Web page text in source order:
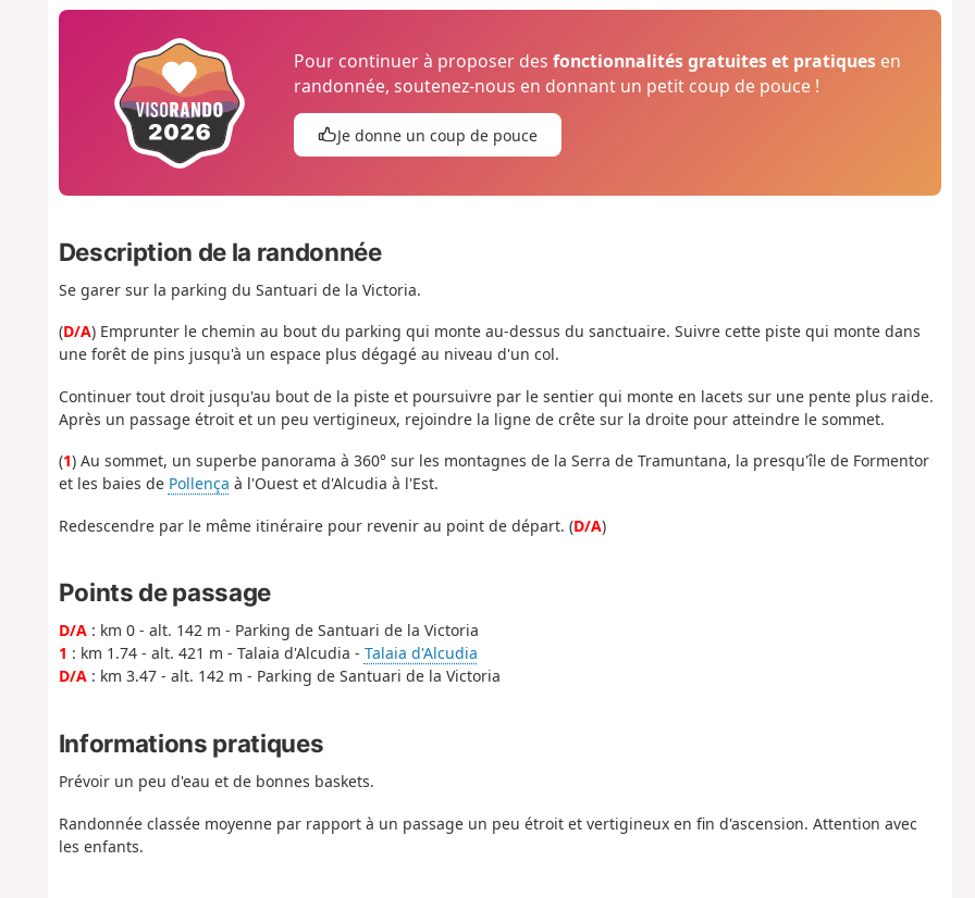
Pour continuer à proposer desfonctionnalités gratuites et pratiques en
randonnée, soutenez-nous en donnant un petit coup de pouce !
Je donne un coup de pouce
Description de la randonnée
Se garer sur la parking du Santuari de la Victoria.
(D/A) Emprunter le chemin au bout du parking qui monte au-dessus du sanctuaire. Suivre cette piste qui monte dans
une forêt de pins jusqu'à un espace plus dégagé au niveau d'un col.
Continuer tout droit jusqu'au bout de la piste et poursuivre par le sentier qui monte en lacets sur une pente plus raide.
Après un passage étroit et un peu vertigineux, rejoindre la ligne de crête sur la droite pour atteindre le sommet.
(1) Au sommet, un superbe panorama à 360° sur les montagnes de la Serra de Tramuntana, la presqu'île de Formentor
et les baies de Pollença à l'Ouest et d'Alcudia à l'Est.
Redescendre par le même itinéraire pour revenir au point de départ. (D/A)
Points de passage
D/A: km 0 - alt. 142 m - Parking de Santuari de la Victoria
1 : km 1.74 - alt. 421 m - Talaia d'Alcudia - Talaia d'Alcudia
D/A: km 3.47 - alt. 142 m - Parking de Santuari de la Victoria
Informations pratiques
Prévoir un peu d'eau et de bonnes baskets.
Randonnée classée moyenne par rapport à un passage un peu étroit et vertigineux en fin d'ascension. Attention avec
les enfants.